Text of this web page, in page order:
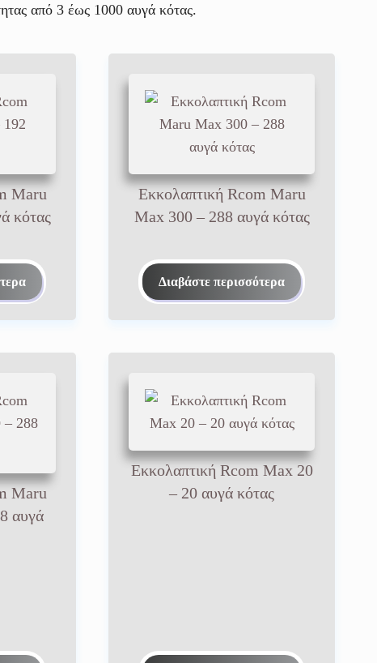
από 3 έως 1000 αυγά κότας.
Maru
κότας
Εκκολαπτική Rcom Maru
Max 300 – 288 αυγά κότας
Διαβάστε περισσότερα
Maru
αυγά
Εκκολαπτική Rcom Max 20
– 20 αυγά κότας